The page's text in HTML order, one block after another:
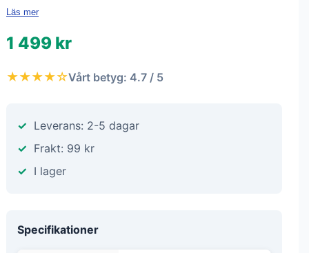
Läs mer
1 499 kr
★★★★☆Vårt betyg: 4.7 / 5
Leverans: 2-5 dagar
Frakt: 99 kr
I lager
Specifikationer